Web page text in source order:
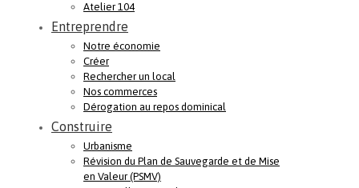
Atelier 104
Entreprendre
Notre économie
Créer
Rechercher un local
Nos commerces
Dérogation au repos dominical
Construire
Urbanisme
Révision du Plan de Sauvegarde et de Mise
en Valeur (PSMV)